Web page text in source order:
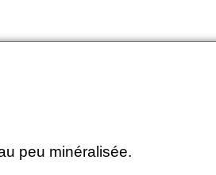
peu minéralisée.